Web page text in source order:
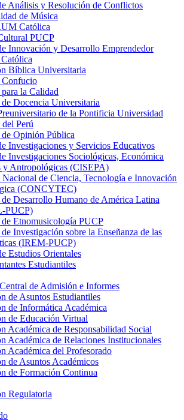
Análisis y Resolución de Conflictos
de Música
Católica
PUCP
Innovación y Desarrollo Emprendedor
Bíblica Universitaria
la Calidad
Docencia Universitaria
de la Pontificia Universidad
Perú
Opinión Pública
Investigaciones y Servicios Educativos
Investigaciones Sociológicas, Económica
y Antropológicas (CISEPA)
Nacional de Ciencia, Tecnología e Innovación
(CONCYTEC)
Desarrollo Humano de América Latina
PUCP)
Etnomusicología PUCP
Investigación sobre la Enseñanza de las
(IREM-PUCP)
Estudios Orientales
Estudiantiles
de Admisión e Informes
de Asuntos Estudiantiles
de Informática Académica
de Educación Virtual
Académica de Responsabilidad Social
Académica de Relaciones Institucionales
Académica del Profesorado
de Asuntos Académicos
de Formación Continua
Regulatoria